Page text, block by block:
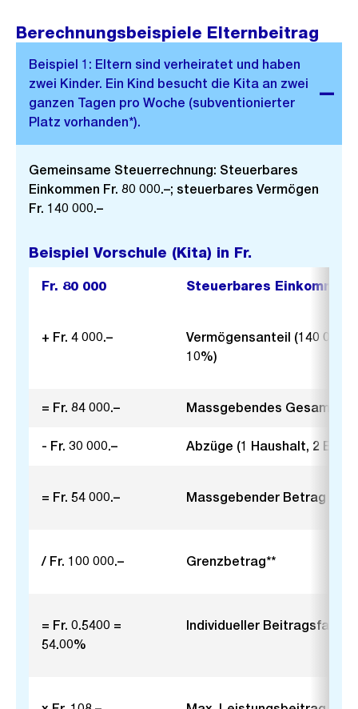
Berechnungsbeispiele Elternbeitrag
Gemeinsame Steuerrechnung: Steuerbares
Einkommen Fr. 80 000.–; steuerbares Vermögen
Fr. 140 000.–
Beispiel Vorschule (Kita) in Fr.
Fr. 80 000 Steuerbares Einkommen
+ Fr. 4 000.–
Vermögensanteil (140 000
10%)
= Fr. 84 000.– Massgebendes
- Fr. 30 000.– Abzüge (1 Haushalt, 2
= Fr. 54 000.– Massgebender Betrag
/ Fr. 100 000.– Grenzbetrag**
= Fr. 0.5400 =
54.00%
Individueller Beitragsfaktor